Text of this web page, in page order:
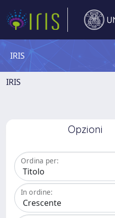
IRIS
IRIS
Opzioni
Ordina per:
In ordine: